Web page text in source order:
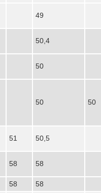
49
50,4
50
50 50
51 50,5
58 58
58 58